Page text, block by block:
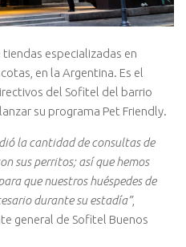
especializadas en
en la Argentina. Es el
del Sofitel del barrio
su programa Pet Friendly.
la cantidad de consultas de
sus perritos; así que hemos
que nuestros huéspedes de
durante su estadía”,
general de Sofitel Buenos